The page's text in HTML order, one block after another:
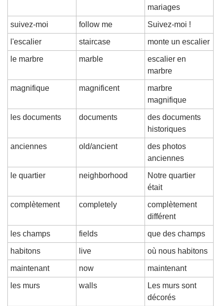
mariages
suivez-moi follow me Suivez-moi !
l'escalier staircase monte un escalier
le marbre marble
escalier en
marbre
magnifique magnificent
marbre
magnifique
les documents documents
des documents
historiques
anciennes old/ancient
des photos
anciennes
le quartier neighborhood
Notre quartier
était
complètement completely
complètement
différent
les champs fields que des champs
habitons live où nous habitons
maintenant now maintenant
les murs walls
Les murs sont
décorés